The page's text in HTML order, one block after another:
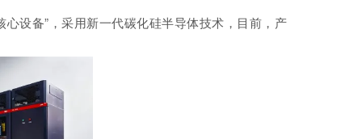
设备”，采用新一代碳化硅半导体技术，目前，产